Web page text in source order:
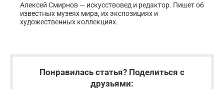
Алексей Смирнов — искусствовед и редактор. Пишет об
известных музеях мира, их экспозициях и
художественных коллекциях.
Понравилась статья? Поделиться с
друзьями: